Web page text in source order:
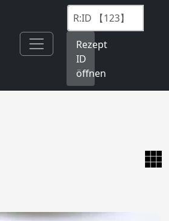
Rezept
ID
öffnen